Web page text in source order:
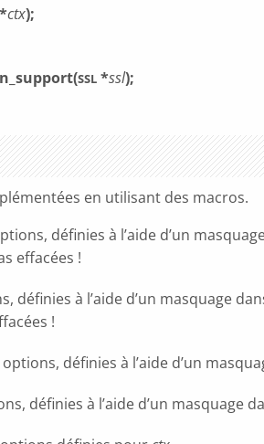
*ctx);
SSL *ssl);
en utilisant des macros.
définies à l’aide d’un
effacées !
définies à l’aide d’un masquage
!
définies à l’aide d’un
définies à l’aide d’un masquage